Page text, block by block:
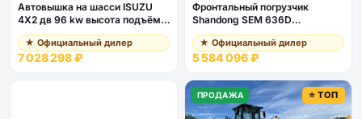
Автовышка на шасси ISUZU
4Х2 дв 96 kw высота подъёма
21м люлька 2х4м гп 1 тонна
★ Официальный дилер
7 028 298 ₽
Фронтальный погрузчик
Shandong SEM 636D
джойстик, кондиционер
★ Официальный дилер
5 584 096 ₽
ПРОДАЖА ⭐ ТОП